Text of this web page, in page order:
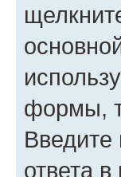
формы,
ответа